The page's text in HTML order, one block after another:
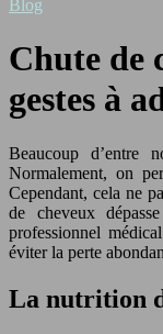
Blog
Chute de
gestes à
Beaucoup d’entre
Normalement, on
Cependant, cela ne
de cheveux
professionnel
éviter la perte
La nutrition